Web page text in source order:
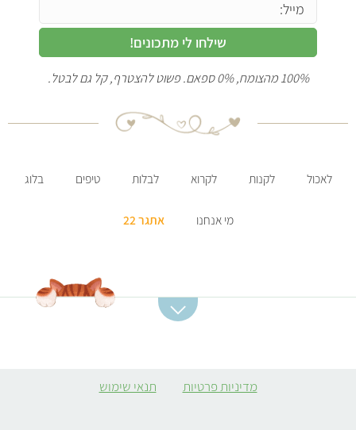
שילחו לי מתכונים!
100% מהצומח, 0% ספאם. פשוט להצטרף, קל גם לבטל.
לאכול לקנות לקרוא לבלות טיפים בלוג
מי אנחנו אתגר 22
קובה סלק
מדיניות פרטיות תנאי שימוש